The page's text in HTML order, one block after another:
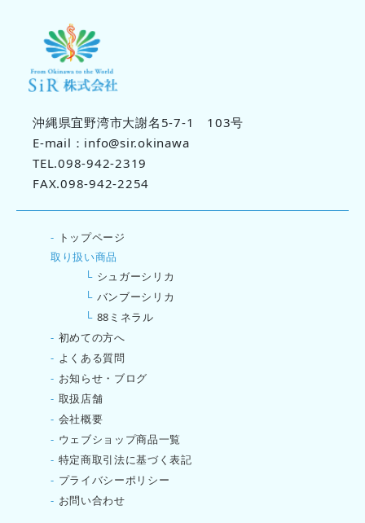
沖縄県宜野湾市大謝名5-7-1 103号
E-mail：info@sir.okinawa
TEL.098-942-2319
FAX.098-942-2254
- トップページ
取り扱い商品
└ シュガーシリカ
└ バンブーシリカ
└ 88ミネラル
- 初めての方へ
- よくある質問
- お知らせ・ブログ
- 取扱店舗
- 会社概要
- ウェブショップ商品一覧
- 特定商取引法に基づく表記
- プライバシーポリシー
- お問い合わせ